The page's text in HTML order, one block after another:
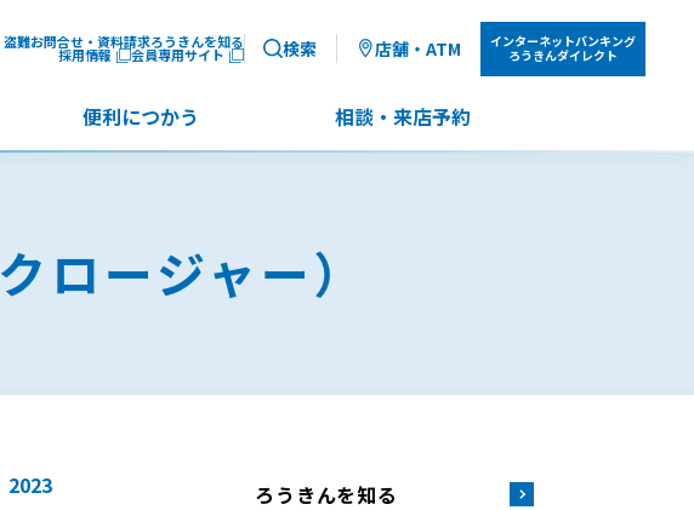
盗難お問合せ・資料請求ろうきんを知る
採用情報 会員専用サイト 検索 店舗・ATM インターネットバンキング
ろうきんダイレクト
便利につかう 相談・来店予約
ロージャー）
2023
ろうきんを知る